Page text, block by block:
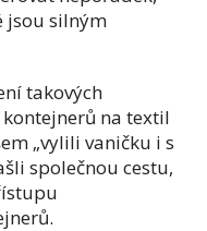
jsou silným
takových
na textil
„vylili vaničku i s
společnou cestu,